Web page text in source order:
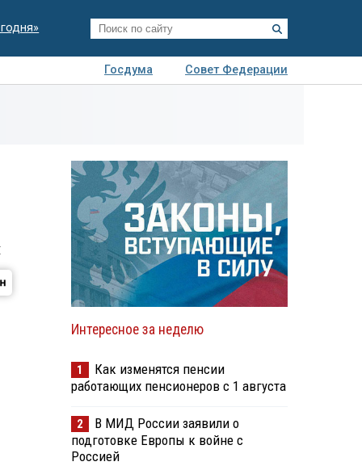
Госдума
Совет Федерации
Интересное за неделю
1
Как изменятся пенсии
работающих пенсионеров с 1 августа
2
В МИД России заявили о
подготовке Европы к войне с
Россией